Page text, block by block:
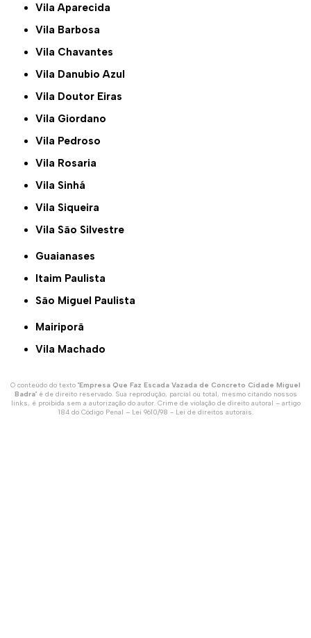
Vila Aparecida
Vila Barbosa
Vila Chavantes
Vila Danubio Azul
Vila Doutor Eiras
Vila Giordano
Vila Pedroso
Vila Rosaria
Vila Sinhá
Vila Siqueira
Vila São Silvestre
Guaianases
Itaim Paulista
São Miguel Paulista
Mairiporã
Vila Machado
O conteúdo do texto "Empresa Que Faz Escada Vazada de Concreto Cidade Miguel
Badra" é de direito reservado. Sua reprodução, parcial ou total, mesmo citando nossos
links, é proibida sem a autorização do autor. Crime de violação de direito autoral – artigo
184 do Código Penal – Lei 9610/98 - Lei de direitos autorais.